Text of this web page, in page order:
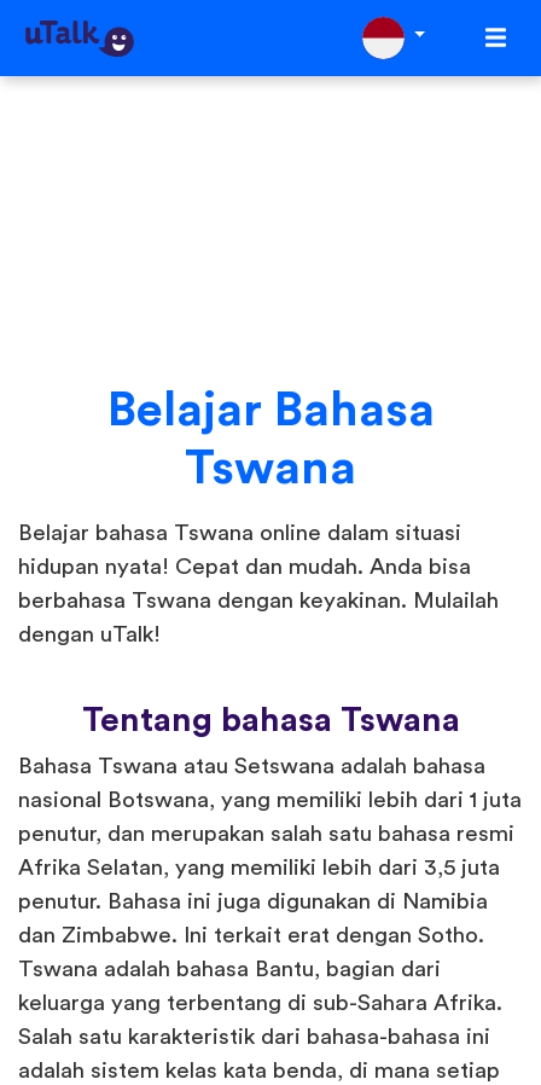
Belajar Bahasa
Tswana
Belajar bahasa Tswana online dalam situasi
hidupan nyata! Cepat dan mudah. Anda bisa
berbahasa Tswana dengan keyakinan. Mulailah
dengan uTalk!
Tentang bahasa Tswana
Bahasa Tswana atau Setswana adalah bahasa
nasional Botswana, yang memiliki lebih dari 1 juta
penutur, dan merupakan salah satu bahasa resmi
Afrika Selatan, yang memiliki lebih dari 3,5 juta
penutur. Bahasa ini juga digunakan di Namibia
dan Zimbabwe. Ini terkait erat dengan Sotho.
Tswana adalah bahasa Bantu, bagian dari
keluarga yang terbentang di sub-Sahara Afrika.
Salah satu karakteristik dari bahasa-bahasa ini
adalah sistem kelas kata benda, di mana setiap